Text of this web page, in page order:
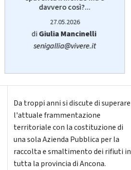
davvero così?...
27.05.2026
diGiulia Mancinelli
senigallia@vivere.it
Da troppi anni si discute di superare
l'attuale frammentazione
territoriale con la costituzione di
una sola Azienda Pubblica per la
raccolta e smaltimento dei rifiuti in
tutta la provincia di Ancona.